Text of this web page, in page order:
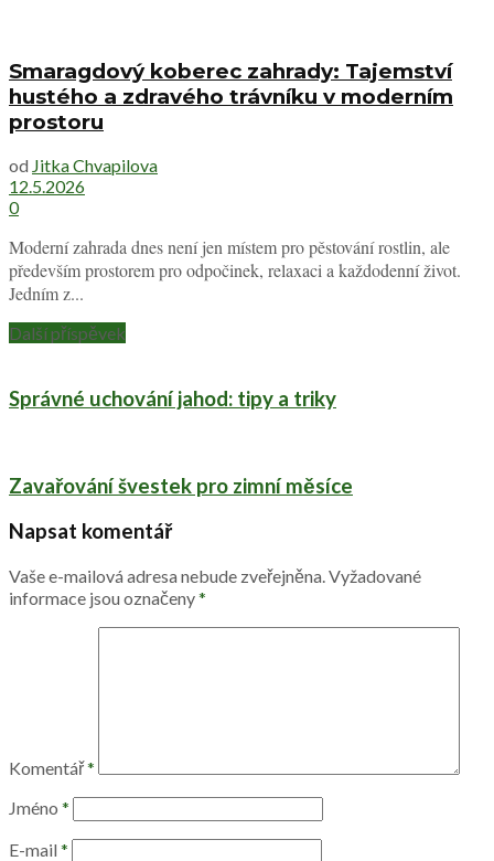
Smaragdový koberec zahrady: Tajemství
hustého a zdravého trávníku v moderním
prostoru
od Jitka Chvapilova
12.5.2026
0
Moderní zahrada dnes není jen místem pro pěstování rostlin, ale
především prostorem pro odpočinek, relaxaci a každodenní život.
Jedním z...
Další příspěvek
Správné uchování jahod: tipy a triky
Zavařování švestek pro zimní měsíce
Napsat komentář
Vaše e-mailová adresa nebude zveřejněna.Vyžadované
informace jsou označeny*
Komentář*
Jméno *
E-mail *